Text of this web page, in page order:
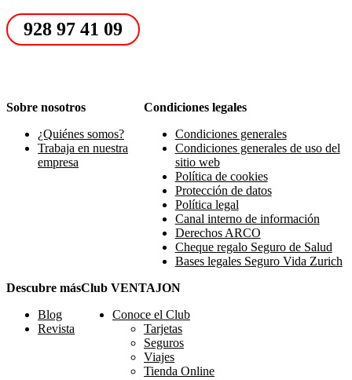
928 97 41 09
Sobre nosotros
¿Quiénes somos?
Trabaja en nuestra
empresa
Condiciones legales
Condiciones generales
Condiciones generales de uso del
sitio web
Política de cookies
Protección de datos
Política legal
Canal interno de información
Derechos ARCO
Cheque regalo Seguro de Salud
Bases legales Seguro Vida Zurich
Descubre más
Blog
Revista
Club VENTAJON
Conoce el Club
Tarjetas
Seguros
Viajes
Tienda Online